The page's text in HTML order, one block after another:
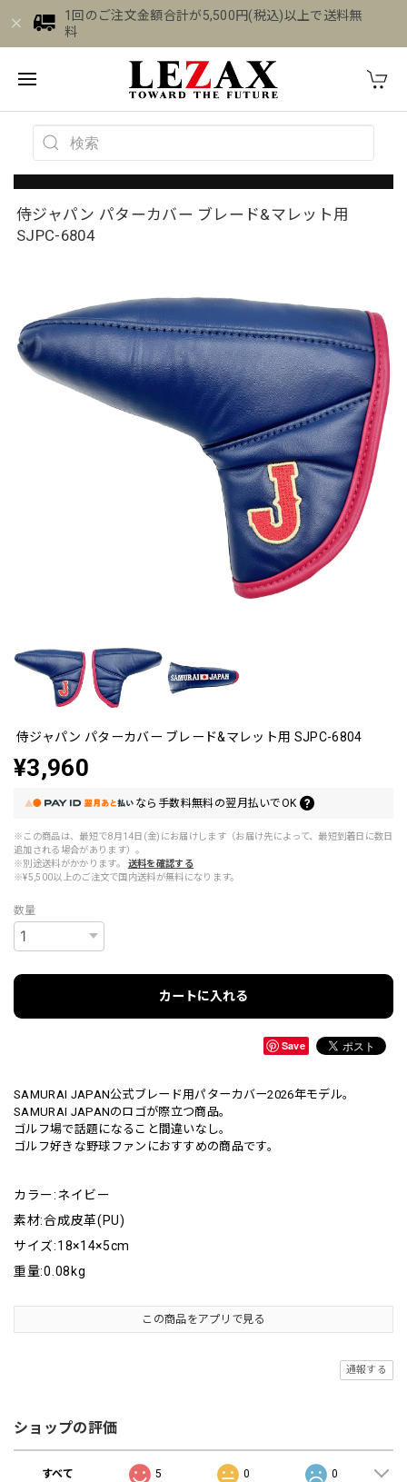
1回のご注文金額合計が5,500円(税込)以上で送料無
料
侍ジャパン パターカバー ブレード&マレット用
SJPC-6804
侍ジャパン パターカバー ブレード&マレット用 SJPC-6804
¥3,960
なら 手数料無料の翌月払いでOK
※この商品は、最短で8月14日(金)にお届けします（お届け先によって、最短到着日に数日
追加される場合があります）。
※別途送料がかかります。
送料を確認する
※¥5,500以上のご注文で国内送料が無料になります。
数量
カートに入れる
Save
SAMURAI JAPAN公式ブレード用パターカバー2026年モデル。
SAMURAI JAPANのロゴが際立つ商品。
ゴルフ場で話題になること間違いなし。
ゴルフ好きな野球ファンにおすすめの商品です。
カラー:ネイビー
素材:合成皮革(PU)
サイズ:18×14×5cm
重量:0.08kg
この商品をアプリで見る
通報する
ショップの評価
すべて 5 0 0